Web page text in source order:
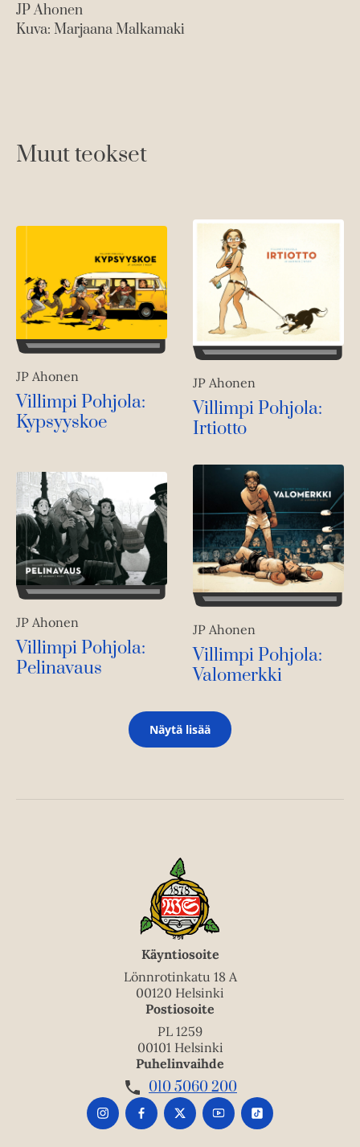
JP Ahonen
Kuva: Marjaana Malkamaki
Muut teokset
JP Ahonen
Villimpi Pohjola:
Kypsyyskoe
JP Ahonen
Villimpi Pohjola:
Irtiotto
JP Ahonen
Villimpi Pohjola:
Pelinavaus
JP Ahonen
Villimpi Pohjola:
Valomerkki
Näytä lisää
Käyntiosoite
Lönnrotinkatu 18 A
00120 Helsinki
Postiosoite
PL 1259
00101 Helsinki
Puhelinvaihde
010 5060 200